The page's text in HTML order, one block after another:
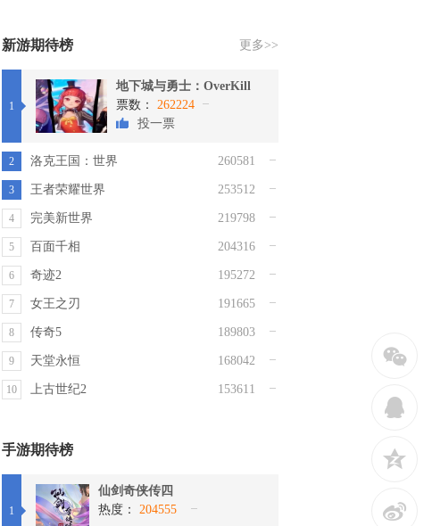
新游期待榜 更多>>
1
地下城与勇士：OverKill
票数：
262224
投一票
2 洛克王国：世界 260581
3 王者荣耀世界 253512
4 完美新世界 219798
5 百面千相 204316
6 奇迹2 195272
7 女王之刃 191665
8 传奇5 189803
9 天堂永恒 168042
10 上古世纪2 153611
手游期待榜
1
仙剑奇侠传四
热度：
204555
w
q
z
t